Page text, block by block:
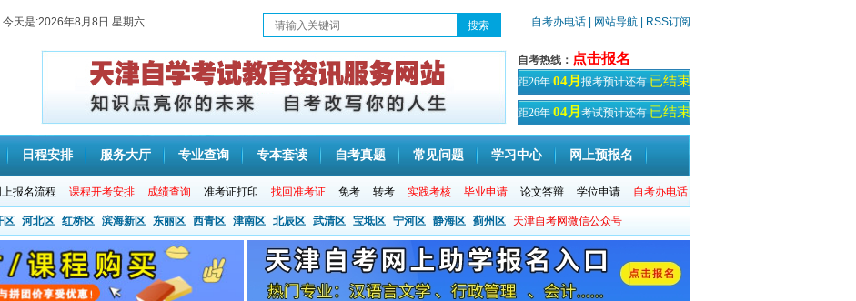
今天是:2026年8月8日 星期六 自考办电话 | 网站导航 | RSS订阅
自考热线： 点击报名
距26年 04月 报考预计还有 已结束
天！
距26年 04月 考试预计还有 已结束
天
日程安排 服务大厅 专业查询 专本套读 自考真题 常见问题 学习中心 网上预报名
上报名流程 课程开考安排 成绩查询 准考证打印 找回准考证 免考 转考 实践考核 毕业申请 论文答辩 学位申请 自考办电话
区 河北区 红桥区 滨海新区 东丽区 西青区 津南区 北辰区 武清区 宝坻区 宁河区 静海区 蓟州区 天津自考网微信公众号